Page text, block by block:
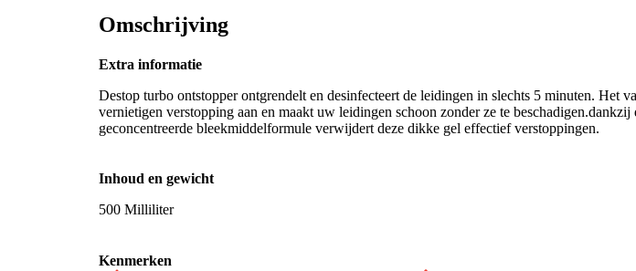
Omschrijving
Extra informatie
Destop turbo ontstopper ontgrendelt en desinfecteert de leidingen in slechts 5 minuten. Het
vernietigen verstopping aan en maakt uw leidingen schoon zonder ze te beschadigen.dankzij
geconcentreerde bleekmiddelformule verwijdert deze dikke gel effectief verstoppingen.
Inhoud en gewicht
500 Milliliter
Kenmerken